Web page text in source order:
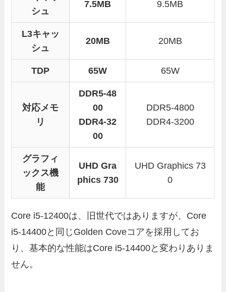
シュ
7.5MB 9.5MB
L3キャッ
シュ
20MB 20MB
TDP 65W 65W
対応メモ
リ
DDR5-48
00
DDR4-32
00
DDR5-4800
DDR4-3200
グラフィ
ックス機
能
UHD Gra
phics 730
UHD Graphics 73
0
Core i5-12400は、旧世代ではありますが、Core
i5-14400と同じGolden Coveコアを採用してお
り、基本的な性能はCore i5-14400と変わりありま
せん。